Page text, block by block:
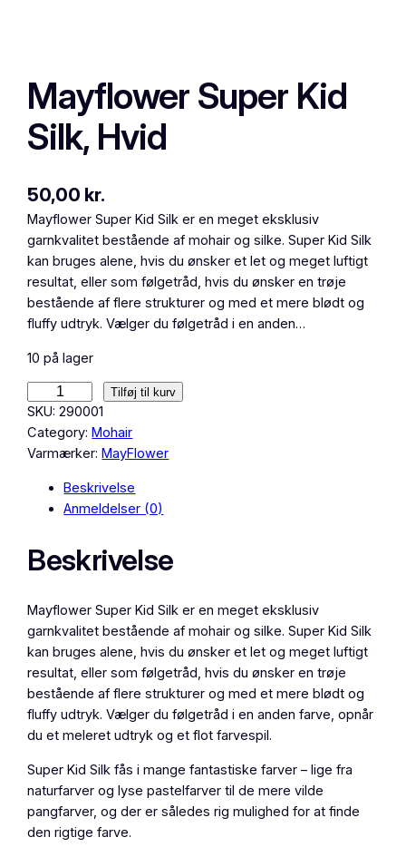
Mayflower Super Kid
Silk, Hvid
50,00 kr.
Mayflower Super Kid Silk er en meget eksklusiv
garnkvalitet bestående af mohair og silke. Super Kid Silk
kan bruges alene, hvis du ønsker et let og meget luftigt
resultat, eller som følgetråd, hvis du ønsker en trøje
bestående af flere strukturer og med et mere blødt og
fluffy udtryk. Vælger du følgetråd i en anden…
10 på lager
a
y
f
e
i
l
k
,
Tilføj til kurv
SKU: 290001
Category: Mohair
Varmærker: MayFlower
Beskrivelse
Anmeldelser (0)
Beskrivelse
Mayflower Super Kid Silk er en meget eksklusiv
garnkvalitet bestående af mohair og silke. Super Kid Silk
kan bruges alene, hvis du ønsker et let og meget luftigt
resultat, eller som følgetråd, hvis du ønsker en trøje
bestående af flere strukturer og med et mere blødt og
fluffy udtryk. Vælger du følgetråd i en anden farve, opnår
du et meleret udtryk og et flot farvespil.
Super Kid Silk fås i mange fantastiske farver – lige fra
naturfarver og lyse pastelfarver til de mere vilde
pangfarver, og der er således rig mulighed for at finde
den rigtige farve.